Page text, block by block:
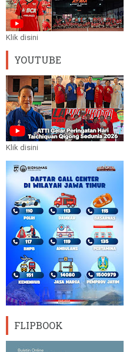
Klik disini
YOUTUBE
Klik disini
FLIPBOOK